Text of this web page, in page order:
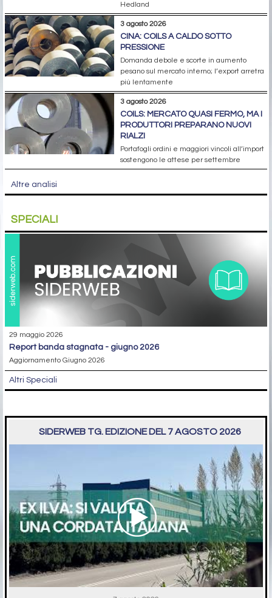
Hedland
3 agosto 2026
CINA: COILS A CALDO SOTTO
PRESSIONE
Domanda debole e scorte in aumento
pesano sul mercato interno; l’export arretra
più lentamente
3 agosto 2026
COILS: MERCATO QUASI FERMO, MA I
PRODUTTORI PREPARANO NUOVI
RIALZI
Portafogli ordini e maggiori vincoli all’import
sostengono le attese per settembre
Altre analisi
SPECIALI
29 maggio 2026
report banda stagnata - giugno 2026
Aggiornamento Giugno 2026
Altri Speciali
SIDERWEB TG. EDIZIONE DEL 7 AGOSTO 2026